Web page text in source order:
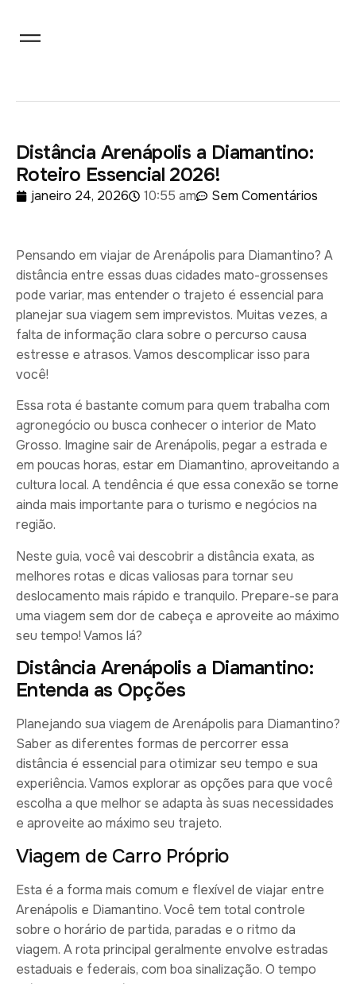
Distância Arenápolis a Diamantino:
Roteiro Essencial 2026!
janeiro 24, 2026 10:55 am Sem Comentários
Pensando em viajar de Arenápolis para Diamantino? A
distância entre essas duas cidades mato-grossenses
pode variar, mas entender o trajeto é essencial para
planejar sua viagem sem imprevistos. Muitas vezes, a
falta de informação clara sobre o percurso causa
estresse e atrasos. Vamos descomplicar isso para
você!
Essa rota é bastante comum para quem trabalha com
agronegócio ou busca conhecer o interior de Mato
Grosso. Imagine sair de Arenápolis, pegar a estrada e
em poucas horas, estar em Diamantino, aproveitando a
cultura local. A tendência é que essa conexão se torne
ainda mais importante para o turismo e negócios na
região.
Neste guia, você vai descobrir a distância exata, as
melhores rotas e dicas valiosas para tornar seu
deslocamento mais rápido e tranquilo. Prepare-se para
uma viagem sem dor de cabeça e aproveite ao máximo
seu tempo! Vamos lá?
Distância Arenápolis a Diamantino:
Entenda as Opções
Planejando sua viagem de Arenápolis para Diamantino?
Saber as diferentes formas de percorrer essa
distância é essencial para otimizar seu tempo e sua
experiência. Vamos explorar as opções para que você
escolha a que melhor se adapta às suas necessidades
e aproveite ao máximo seu trajeto.
Viagem de Carro Próprio
Esta é a forma mais comum e flexível de viajar entre
Arenápolis e Diamantino. Você tem total controle
sobre o horário de partida, paradas e o ritmo da
viagem. A rota principal geralmente envolve estradas
estaduais e federais, com boa sinalização. O tempo